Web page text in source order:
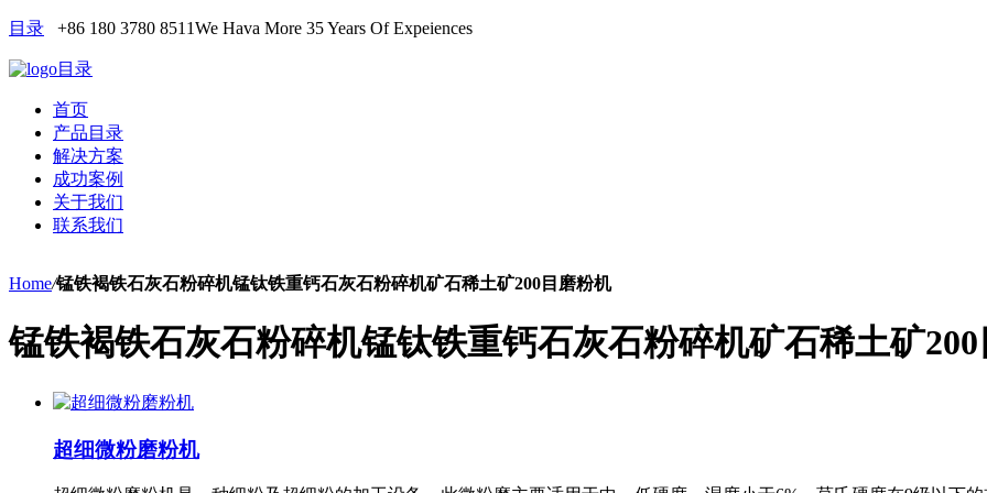
目录 +86 180 3780 8511We Hava More 35 Years Of Expeiences
目录
首页
产品目录
解决方案
成功案例
关于我们
联系我们
Home/锰铁褐铁石灰石粉碎机锰钛铁重钙石灰石粉碎机矿石稀土矿200目磨粉机
锰铁褐铁石灰石粉碎机锰钛铁重钙石灰石粉碎机矿石稀土矿
超细微粉磨粉机